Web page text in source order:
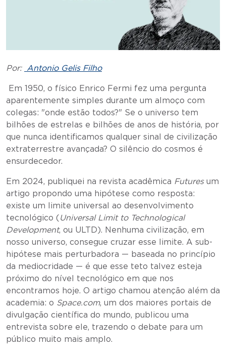
Por: Antonio Gelis Filho
Em 1950, o físico Enrico Fermi fez uma pergunta
aparentemente simples durante um almoço com
colegas: "onde estão todos?" Se o universo tem
bilhões de estrelas e bilhões de anos de história, por
que nunca identificamos qualquer sinal de civilização
extraterrestre avançada? O silêncio do cosmos é
ensurdecedor.
Em 2024, publiquei na revista acadêmica Futuresum
artigo propondo uma hipótese como resposta:
existe um limite universal ao desenvolvimento
tecnológico ( Universal Limit to Technological
Development, ou ULTD). Nenhuma civilização, em
nosso universo, consegue cruzar esse limite. A sub-
hipótese mais perturbadora — baseada no princípio
da mediocridade — é que esse teto talvez esteja
próximo do nível tecnológico em que nos
encontramos hoje. O artigo chamou atenção além da
academia: o Space.com, um dos maiores portais de
divulgação científica do mundo, publicou uma
entrevista sobre ele, trazendo o debate para um
público muito mais amplo.